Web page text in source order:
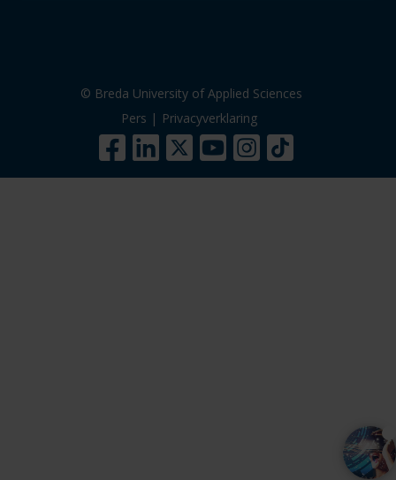
© Breda University of Applied Sciences
Pers | Privacyverklaring